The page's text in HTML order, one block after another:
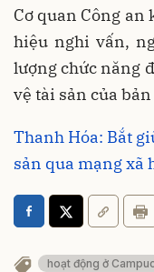
Cơ quan Công
hiệu nghi vấn,
lượng chức năng
vệ tài sản của
Thanh Hóa: Bắt
sản qua mạng xã
hoạt động ở